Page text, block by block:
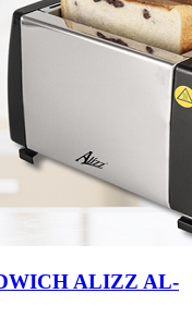
ALIZZ AL-